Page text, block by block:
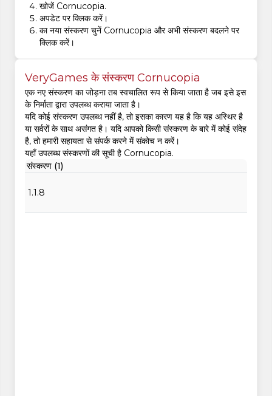
खोजें Cornucopia.
अपडेट पर क्लिक करें।
का नया संस्करण चुनें Cornucopia और अभी संस्करण बदलने पर
क्लिक करें।
VeryGames के संस्करण Cornucopia
एक नए संस्करण का जोड़ना तब स्वचालित रूप से किया जाता है जब इसे इस
के निर्माता द्वारा उपलब्ध कराया जाता है।
यदि कोई संस्करण उपलब्ध नहीं है, तो इसका कारण यह है कि यह अस्थिर है
या सर्वरों के साथ असंगत है। यदि आपको किसी संस्करण के बारे में कोई संदेह
है, तो हमारी सहायता से संपर्क करने में संकोच न करें।
यहाँ उपलब्ध संस्करणों की सूची है Cornucopia.
संस्करण (1)
1.1.8